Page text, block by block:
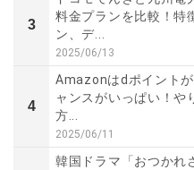
3
料金プランを比較！特
ン、デ...
2025/06/13
4
Amazonはdポイント
ャンスがいっぱい！や
方...
2025/06/11
韓国ドラマ「おつか